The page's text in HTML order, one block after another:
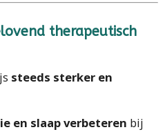
therapeutisch
steeds sterker en
en slaap verbeteren bij